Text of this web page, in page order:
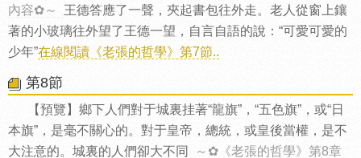
內容✿～
王德答應了一聲，夾起書包往外走。老人從窗上鑲
著的小玻璃往外望了王德一望，自言自語的說：“可愛可愛的
少年”在線閱讀《老張的哲學》第7節..
第8節
【預覽】鄉下人們對于城裏挂著“龍旗”，“五色旗”，或“日
本旗”，是毫不關心的。對于皇帝，總統，或皇後當權，是不
大注意的。城裏的人們卻大不同
～✿《老張的哲學》第8章